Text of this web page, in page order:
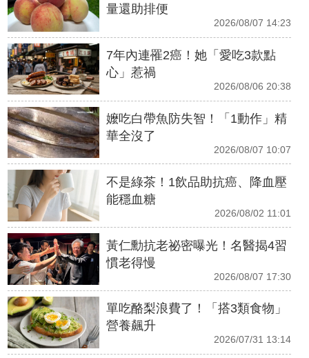
量還助排便
2026/08/07 14:23
7年內連罹2癌！她「愛吃3款點
心」惹禍
2026/08/06 20:38
嬤吃白帶魚防失智！「1動作」精
華全沒了
2026/08/07 10:07
不是綠茶！1飲品助抗癌、降血壓
能穩血糖
2026/08/02 11:01
黃仁勳抗老祕密曝光！名醫揭4習
慣老得慢
2026/08/07 17:30
單吃酪梨浪費了！「搭3類食物」
營養飆升
2026/07/31 13:14